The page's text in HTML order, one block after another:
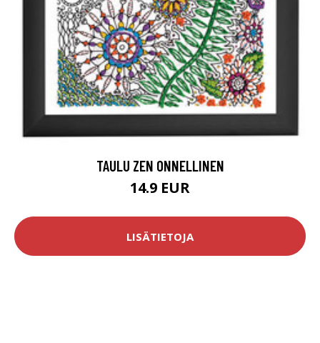
TAULU ZEN ONNELLINEN
14.9 EUR
LISÄTIETOJA